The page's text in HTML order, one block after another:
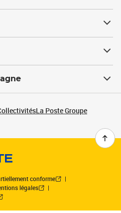
La Poste Groupe
conforme
légales